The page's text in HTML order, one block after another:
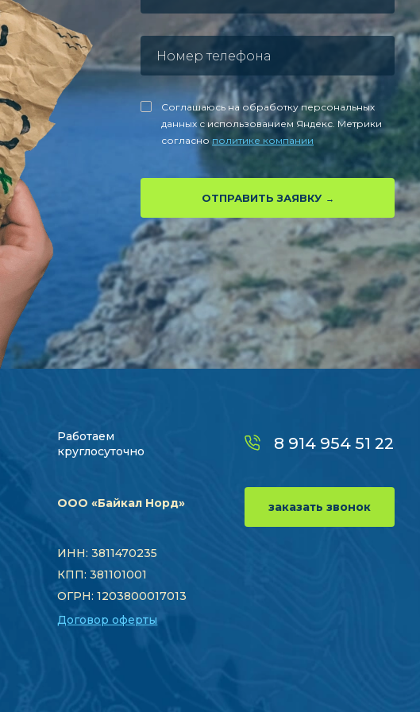
Соглашаюсь на обработку персональных
данных с использованием Яндекс. Метрики
согласно политике компании
ОТПРАВИТЬ ЗАЯВКУ
Работаем
круглосуточно
ООО «Байкал Норд»
ИНН: 3811470235
КПП: 381101001
ОГРН: 1203800017013
Договор оферты
8 914 954 51 22
заказать звонок